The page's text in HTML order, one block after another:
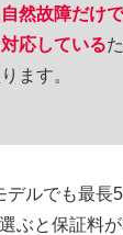
然故障だけ
応している
ます。
デルでも最長
ぶと保証料